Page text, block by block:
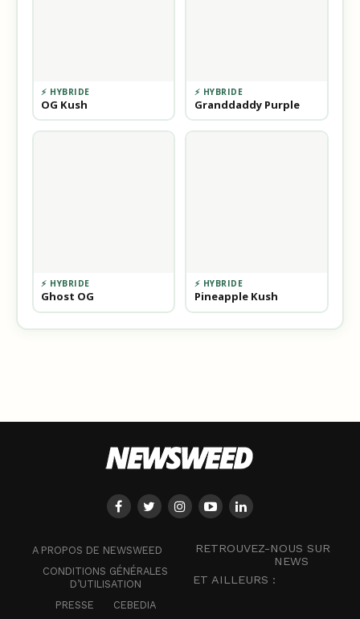
⚡ HYBRIDE
OG Kush
⚡ HYBRIDE
Granddaddy Purple
⚡ HYBRIDE
Ghost OG
⚡ HYBRIDE
Pineapple Kush
A PROPOS DE NEWSWEED
CONDITIONS GÉNÉRALES
D’UTILISATION
PRESSE
CEBEDIA
RETROUVEZ-NOUS SUR
NEWS
ET AILLEURS :